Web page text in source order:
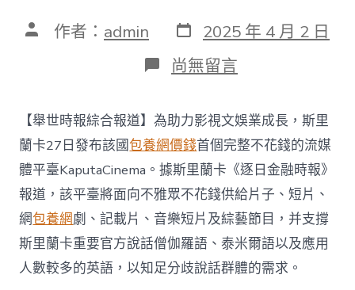
文 作者： admin 發
表
日
期
2025 年 4 月 2 日
在
〈斯
蘭
卡
媒
體：
助
力
影
視
文
娛
業
尚無留言
【舉世時報綜合報道】為助力影視文娛業成長，斯里
蘭卡27日發布該國包養網價錢首個完整不花錢的流媒
體平臺KaputaCinema。據斯里蘭卡《逐日金融時報》
報道，該平臺將面向不雅眾不花錢供給片子、短片、
網包養網劇、記載片、音樂短片及綜藝節目，并支撐
斯里蘭卡重要官方說話僧伽羅語、泰米爾語以及應用
人數較多的英語，以知足分歧說話群體的需求。